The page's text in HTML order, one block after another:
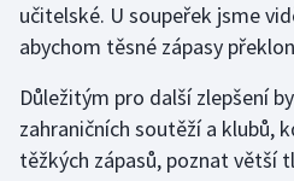
učitelské. U soupeřek jsme
abychom těsné zápasy
Důležitým pro další zlepšení
zahraničních soutěží a klubů,
těžkých zápasů, poznat větší